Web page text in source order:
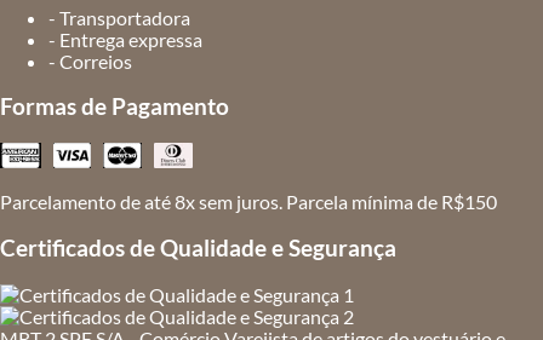
- Transportadora
- Entrega expressa
- Correios
Formas de Pagamento
Parcelamento de até 8x sem juros. Parcela mínima de R$150
Certificados de Qualidade e Segurança